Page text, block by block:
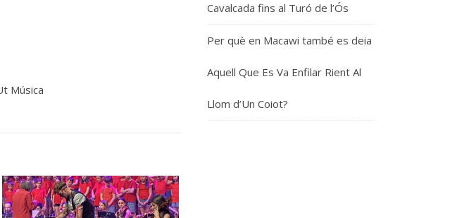
Música
Cavalcada fins al Turó de l’Ós
Per què en Macawi també es deia
Aquell Que Es Va Enfilar Rient Al
Llom d’Un Coiot?